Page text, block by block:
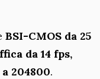
BSI-CMOS da 25
da 14 fps,
204800.